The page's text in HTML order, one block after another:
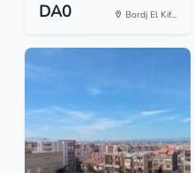
DA0 Bordj El Kif...